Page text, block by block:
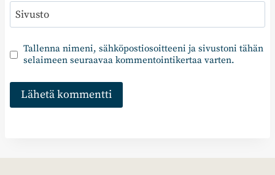
Sivusto
Tallenna nimeni, sähköpostiosoitteeni ja sivustoni tähän
selaimeen seuraavaa kommentointikertaa varten.